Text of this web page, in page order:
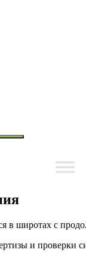
в широтах с
и проверки